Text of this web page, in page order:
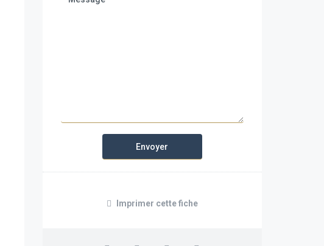
Imprimer cette fiche